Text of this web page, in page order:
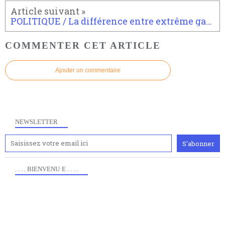
POLITIQUE / La différence entre extrême gauche et ultra gauche
COMMENTER CET ARTICLE
Ajouter un commentaire
NEWSLETTER
. . . . BIENVENU·E . . . .